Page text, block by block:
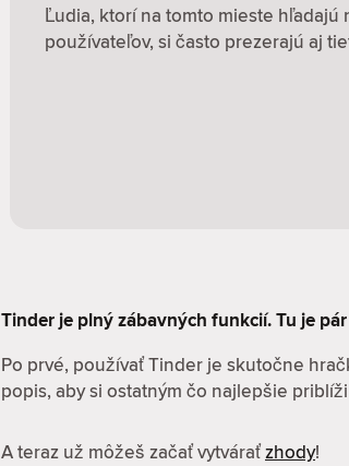
Ľudia, ktorí na tomto mieste hľadajú
používateľov, si často prezerajú aj
Tinder je plný zábavných funkcií. Tu je
Po prvé, používať Tinder je skutočne
popis, aby si ostatným čo najlepšie
A teraz už môžeš začať vytváraťzhody!